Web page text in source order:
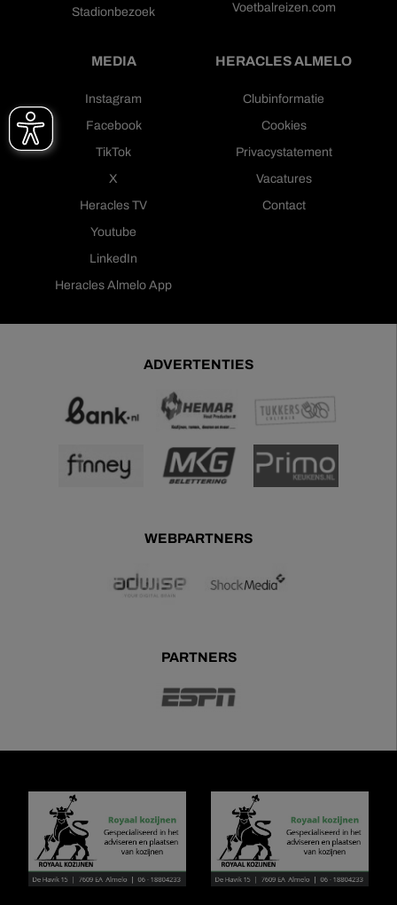
Stadionbezoek
Voetbalreizen.com
MEDIA
Instagram
Facebook
TikTok
X
Heracles TV
Youtube
LinkedIn
Heracles Almelo App
HERACLES ALMELO
Clubinformatie
Cookies
Privacystatement
Vacatures
Contact
ADVERTENTIES
WEBPARTNERS
PARTNERS